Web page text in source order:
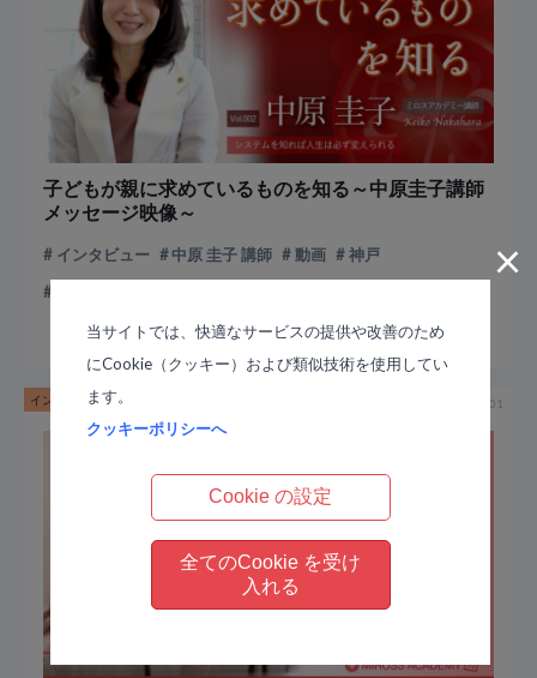
子どもが親に求めているものを知る～中原圭子講師
メッセージ映像～
インタビュー 中原 圭子 講師 動画
神戸
インタビュー動画 2018-05-01
×
当サイトでは、快適なサービスの提供や改善のため
にCookie（クッキー）および類似技術を使用してい
ます。
クッキーポリシーへ
Cookie の設定
全てのCookie を受け
入れる